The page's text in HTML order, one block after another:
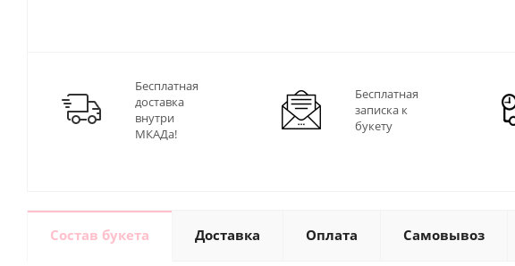
Бесплатная
доставка
внутри
МКАДа!
Бесплатная
записка к
букету
Состав букета Доставка Оплата Самовывоз